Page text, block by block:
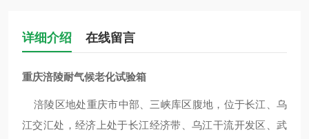
详细介绍 在线留言
重庆涪陵耐气候老化试验箱
涪陵区地处重庆市中部、 三峡库区腹地，位于长江 、乌
江交汇处，经济上处于长江经济带 、乌江干流开发区、武